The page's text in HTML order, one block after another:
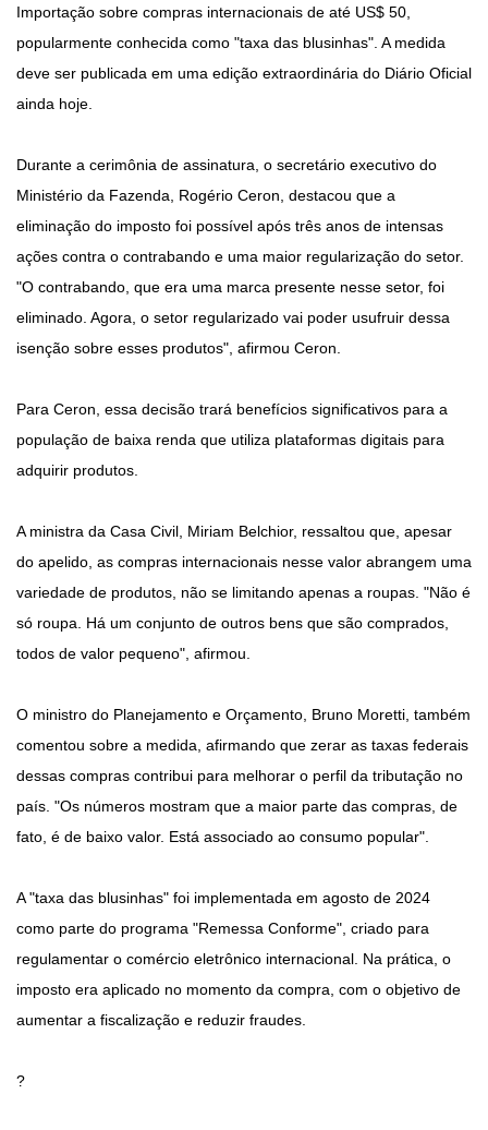
Importação sobre compras internacionais de até US$ 50,
popularmente conhecida como "taxa das blusinhas". A medida
deve ser publicada em uma edição extraordinária do Diário Oficial
ainda hoje.
Durante a cerimônia de assinatura, o secretário executivo do
Ministério da Fazenda, Rogério Ceron, destacou que a
eliminação do imposto foi possível após três anos de intensas
ações contra o contrabando e uma maior regularização do setor.
"O contrabando, que era uma marca presente nesse setor, foi
eliminado. Agora, o setor regularizado vai poder usufruir dessa
isenção sobre esses produtos", afirmou Ceron.
Para Ceron, essa decisão trará benefícios significativos para a
população de baixa renda que utiliza plataformas digitais para
adquirir produtos.
A ministra da Casa Civil, Miriam Belchior, ressaltou que, apesar
do apelido, as compras internacionais nesse valor abrangem uma
variedade de produtos, não se limitando apenas a roupas. "Não é
só roupa. Há um conjunto de outros bens que são comprados,
todos de valor pequeno", afirmou.
O ministro do Planejamento e Orçamento, Bruno Moretti, também
comentou sobre a medida, afirmando que zerar as taxas federais
dessas compras contribui para melhorar o perfil da tributação no
país. "Os números mostram que a maior parte das compras, de
fato, é de baixo valor. Está associado ao consumo popular".
A "taxa das blusinhas" foi implementada em agosto de 2024
como parte do programa "Remessa Conforme", criado para
regulamentar o comércio eletrônico internacional. Na prática, o
imposto era aplicado no momento da compra, com o objetivo de
aumentar a fiscalização e reduzir fraudes.
?